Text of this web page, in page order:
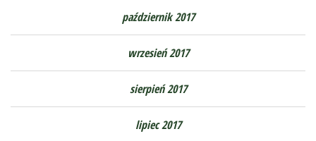
październik 2017
wrzesień 2017
sierpień 2017
lipiec 2017